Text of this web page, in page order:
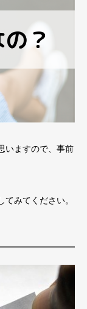
いますので、事前
みてください。